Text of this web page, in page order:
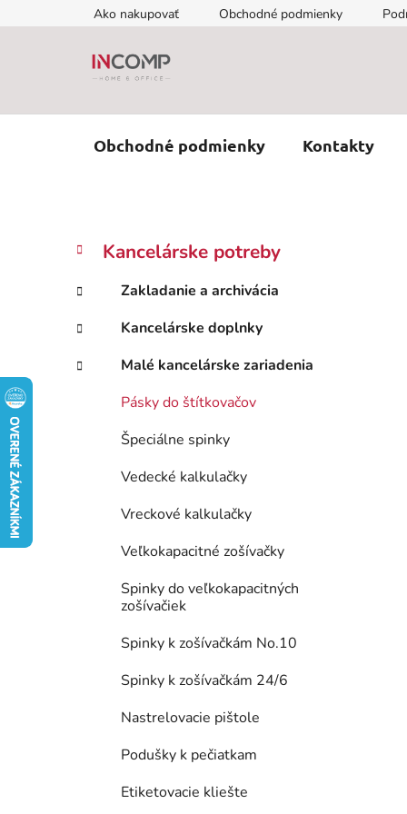
na
Ako nakupovať Obchodné podmienky
Obchodné podmienky Kontakty
B
č
ý
p
Preskočiť
kategórie
K
a
e
g
ó
r
Kancelárske potreby
Zakladanie a archivácia
Kancelárske doplnky
Malé kancelárske zariadenia
Pásky do štítkovačov
Špeciálne spinky
Vedecké kalkulačky
Vreckové kalkulačky
Veľkokapacitné zošívačky
Spinky do veľkokapacitných
zošívačiek
Spinky k zošívačkám No.10
Spinky k zošívačkám 24/6
Nastrelovacie pištole
Podušky k pečiatkam
Etiketovacie kliešte